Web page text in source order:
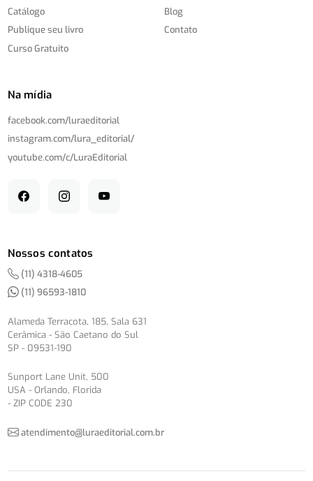
Catálogo
Publique seu livro
Curso Gratuito
Blog
Contato
Na mídia
facebook.com/luraeditorial
instagram.com/lura_editorial/
youtube.com/c/LuraEditorial
Nossos contatos
(11) 4318-4605
(11) 96593-1810
Alameda Terracota, 185, Sala 631
Cerâmica - São Caetano do Sul
SP - 09531-190
Sunport Lane Unit, 500
USA - Orlando, Florida
- ZIP CODE 230
atendimento@luraeditorial.com.br